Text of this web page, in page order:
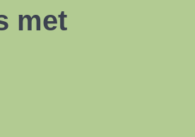
España
met